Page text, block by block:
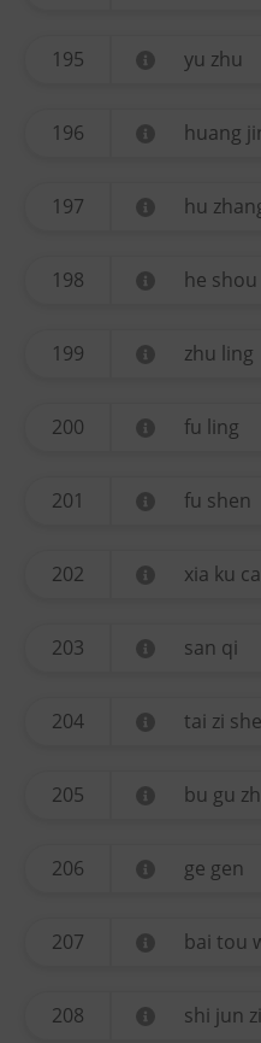
195 yu zhu
196 huang
197 hu
198 he shou
199 zhu ling
200 fu ling
201 fu shen
202 xia ku
203 san qi
204 tai zi
205 bu gu
206 ge gen
207 bai tou
208 shi jun zi